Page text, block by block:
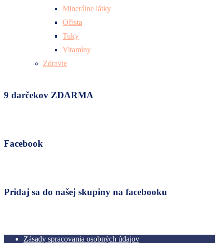
Minerálne látky
Očista
Tuky
Vitamíny
Zdravie
9 darčekov ZDARMA
Facebook
Pridaj sa do našej skupiny na facebooku
Zásady spracovania osobných údajov